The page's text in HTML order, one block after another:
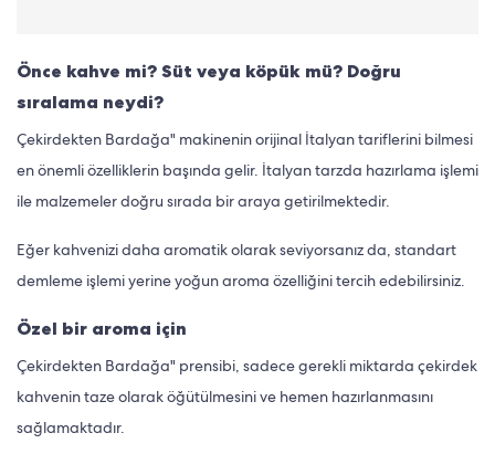
Önce kahve mi? Süt veya köpük mü? Doğru
sıralama neydi?
Çekirdekten Bardağa" makinenin orijinal İtalyan tariflerini bilmesi
en önemli özelliklerin başında gelir. İtalyan tarzda hazırlama işlemi
ile malzemeler doğru sırada bir araya getirilmektedir.
Eğer kahvenizi daha aromatik olarak seviyorsanız da, standart
demleme işlemi yerine yoğun aroma özelliğini tercih edebilirsiniz.
Özel bir aroma için
Çekirdekten Bardağa" prensibi, sadece gerekli miktarda çekirdek
kahvenin taze olarak öğütülmesini ve hemen hazırlanmasını
sağlamaktadır.